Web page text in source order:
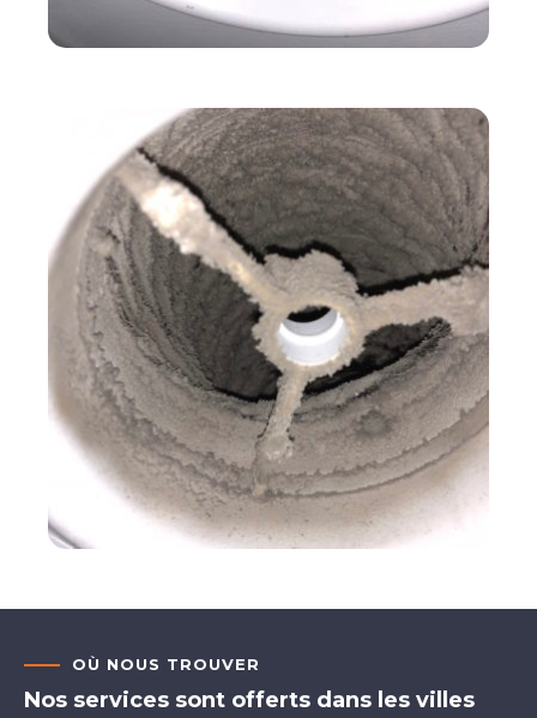
OÙ NOUS TROUVER
Nos services sont offerts dans les villes